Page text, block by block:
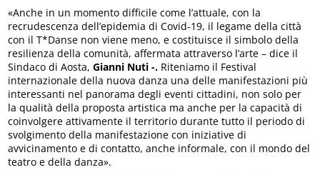
«Anche in un momento difficile come l’attuale, con la
recrudescenza dell’epidemia di Covid-19, il legame della città
con il T*Danse non viene meno, e costituisce il simbolo della
resilienza della comunità, affermata attraverso l’arte – dice il
Sindaco di Aosta,Gianni Nuti -. Riteniamo il Festival
internazionale della nuova danza una delle manifestazioni più
interessanti nel panorama degli eventi cittadini, non solo per
la qualità della proposta artistica ma anche per la capacità di
coinvolgere attivamente il territorio durante tutto il periodo di
svolgimento della manifestazione con iniziative di
avvicinamento e di contatto, anche informale, con il mondo del
teatro e della danza».